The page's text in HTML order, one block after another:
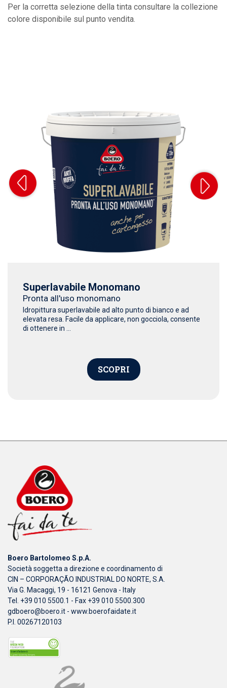
Per la corretta selezione della tinta consultare la collezione
colore disponibile sul punto vendita.
Superlavabile Monomano
Pronta all'uso monomano
Idropittura superlavabile ad alto punto di bianco e ad
elevata resa. Facile da applicare, non gocciola, consente
di ottenere in ...
SCOPRI
Boero Bartolomeo S.p.A.
Società soggetta a direzione e coordinamento di
CIN – CORPORAÇÃO INDUSTRIAL DO NORTE, S.A.
Via G. Macaggi, 19 - 16121 Genova - Italy
Tel. +39 010 5500.1 - Fax +39 010 5500.300
gdboero@boero.it - www.boerofaidate.it
P.I. 00267120103